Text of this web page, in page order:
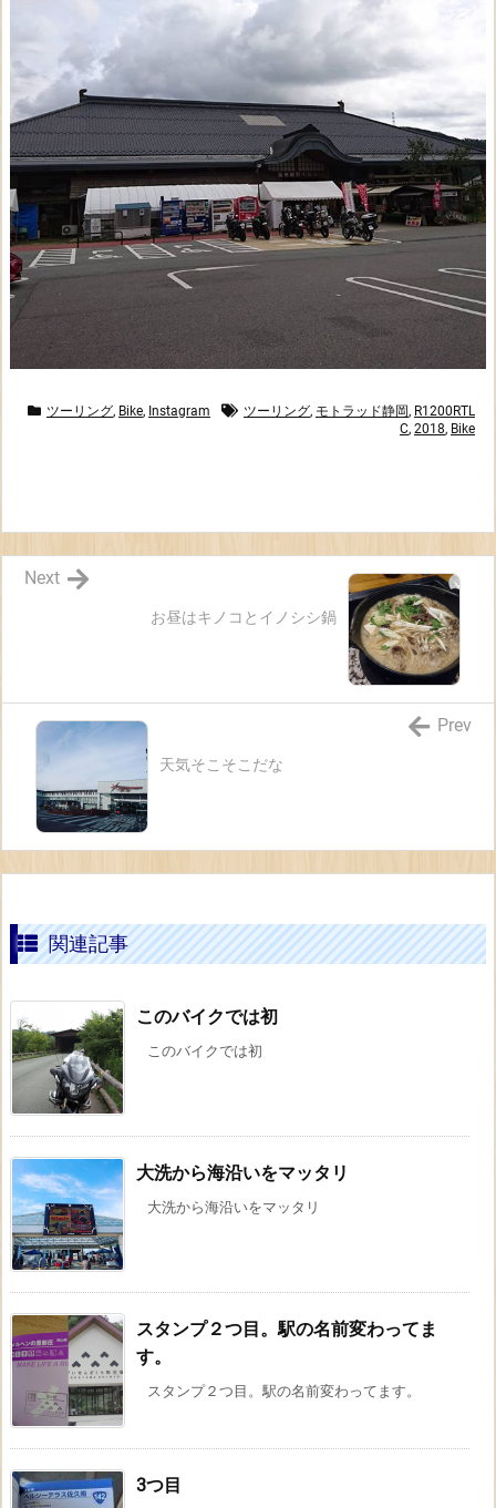
ツーリング, Bike, Instagram ツーリング, モトラッド静岡, R1200RTL
C, 2018, Bike
お昼はキノコとイノシシ鍋
Next
天気そこそこだな
Prev
関連記事
このバイクでは初
このバイクでは初
大洗から海沿いをマッタリ
大洗から海沿いをマッタリ
スタンプ２つ目。駅の名前変わってま
す。
スタンプ２つ目。駅の名前変わってます。
3つ目